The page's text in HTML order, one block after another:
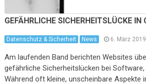
GEFÄHRLICHE SICHERHEITSLÜCKE IN
Datenschutz & Sicherheit News 6. März 2019
Am laufenden Band berichten Websites
gefährliche Sicherheitslücken bei
Während oft kleine, unscheinbare Aspekte